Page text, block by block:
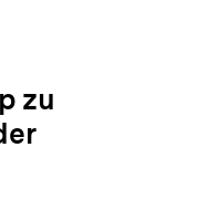
zu